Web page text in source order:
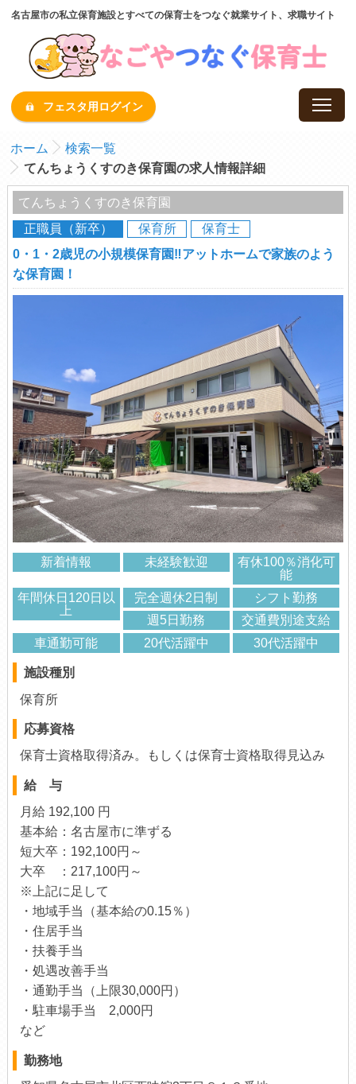
名古屋市の私立保育施設とすべての保育士をつなぐ就業サイト、求職サイト
フェスタ用ログイン
ホーム
検索一覧
てんちょうくすのき保育園の求人情報詳細
てんちょうくすのき保育園
正職員（新卒）
保育所
保育士
0・1・2歳児の小規模保育園‼アットホームで家族のよう
な保育園！
新着情報 未経験歓迎
有休100％消化可
能
年間休日120日以
上
完全週休2日制
シフト勤務
週5日勤務
交通費別途支給
車通勤可能
20代活躍中 30代活躍中
施設種別
保育所
応募資格
保育士資格取得済み。もしくは保育士資格取得見込み
給 与
月給 192,100 円
基本給：名古屋市に準ずる
短大卒：192,100円～
大卒 ：217,100円～
※上記に足して
・地域手当（基本給の0.15％）
・住居手当
・扶養手当
・処遇改善手当
・通勤手当（上限30,000円）
・駐車場手当 2,000円
など
勤務地